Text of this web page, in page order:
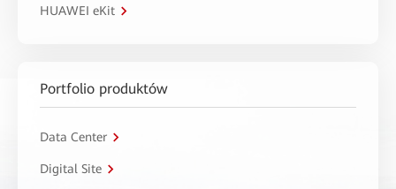
HUAWEI eKit
Portfolio produktów
Data Center
Digital Site